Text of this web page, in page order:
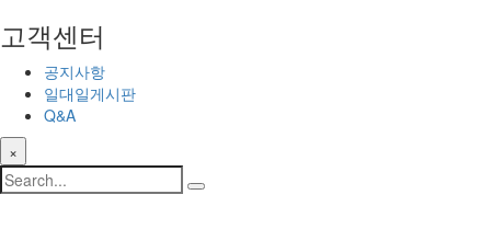
고객센터
공지사항
일대일게시판
Q&A
×